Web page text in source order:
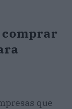
que